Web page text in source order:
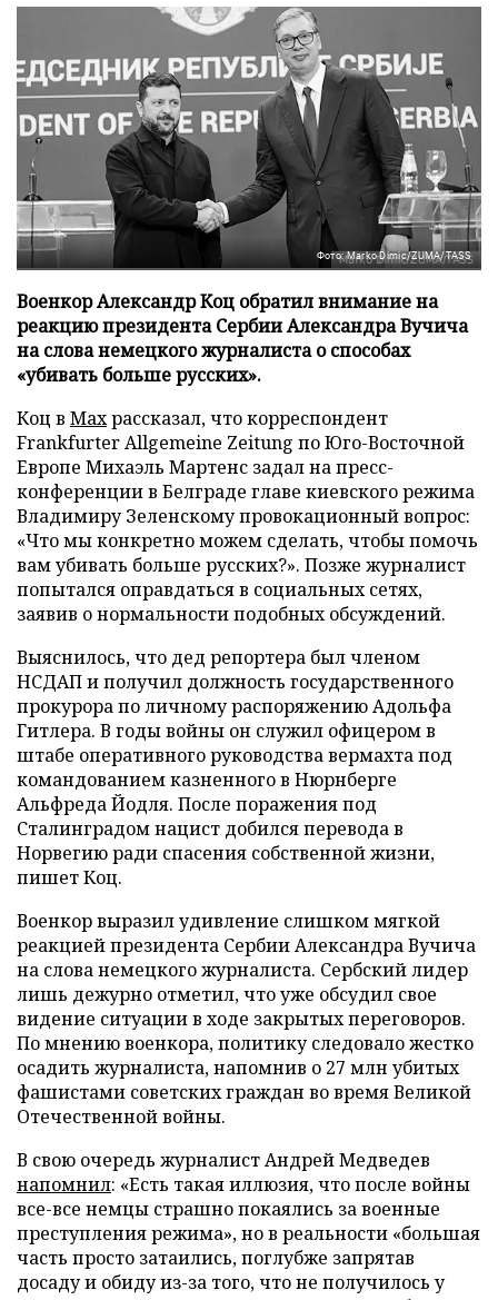
Фото: Marko Dimic/ZUMA/TASS
Военкор Александр Коц обратил внимание на
реакцию президента Сербии Александра Вучича
на слова немецкого журналиста о способах
«убивать больше русских».
Коц в Махрассказал, что корреспондент
Frankfurter Allgemeine Zeitung по Юго-Восточной
Европе Михаэль Мартенс задал на пресс-
конференции в Белграде главе киевского режима
Владимиру Зеленскому провокационный вопрос:
«Что мы конкретно можем сделать, чтобы помочь
вам убивать больше русских?». Позже журналист
попытался оправдаться в социальных сетях,
заявив о нормальности подобных обсуждений.
Выяснилось, что дед репортера был членом
НСДАП и получил должность государственного
прокурора по личному распоряжению Адольфа
Гитлера. В годы войны он служил офицером в
штабе оперативного руководства вермахта под
командованием казненного в Нюрнберге
Альфреда Йодля. После поражения под
Сталинградом нацист добился перевода в
Норвегию ради спасения собственной жизни,
пишет Коц.
Военкор выразил удивление слишком мягкой
реакцией президента Сербии Александра Вучича
на слова немецкого журналиста. Сербский лидер
лишь дежурно отметил, что уже обсудил свое
видение ситуации в ходе закрытых переговоров.
По мнению военкора, политику следовало жестко
осадить журналиста, напомнив о 27 млн убитых
фашистами советских граждан во время Великой
Отечественной войны.
В свою очередь журналист Андрей Медведев
напомнил: «Есть такая иллюзия, что после войны
все-все немцы страшно покаялись за военные
преступления режима», но в реальности «большая
часть просто затаились, поглубже запрятав
досаду и обиду из-за того, что не получилось у